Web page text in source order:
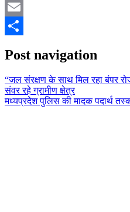
Mastodon
Email
Post navigation
“जल संरक्षण के साथ मिल रहा बंपर
संवर रहे ग्रामीण क्षेत्र
मध्यप्रदेश पुलिस की मादक पदार्थ